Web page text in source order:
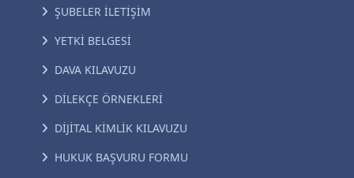
ŞUBELER İLETİŞİM
YETKİ BELGESİ
DAVA KILAVUZU
DİLEKÇE ÖRNEKLERİ
DİJİTAL KİMLİK KILAVUZU
HUKUK BAŞVURU FORMU